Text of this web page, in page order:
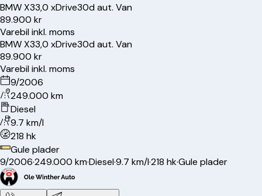
BMWX33,0 xDrive30d aut. Van
89.900 kr
Varebil inkl. moms
BMWX33,0 xDrive30d aut. Van
89.900 kr
Varebil inkl. moms
9/2006
249.000 km
Diesel
9.7 km/l
218 hk
Gule plader
9/2006·249.000 km·Diesel·9.7 km/l·218 hk·Gule plader